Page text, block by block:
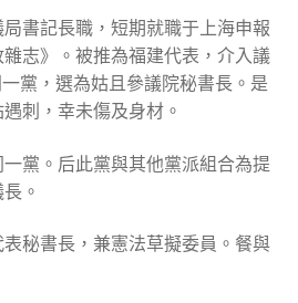
局書記長職，短期就職于上海申報
志》。被推為福建代表，介入議
黨，選為姑且參議院秘書長。是
刺，幸未傷及身材。
一黨。后此黨與其他黨派組合為提
。
表秘書長，兼憲法草擬委員。餐與